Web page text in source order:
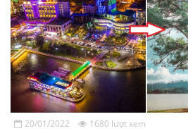
20/01/2022 1680 lượt xem